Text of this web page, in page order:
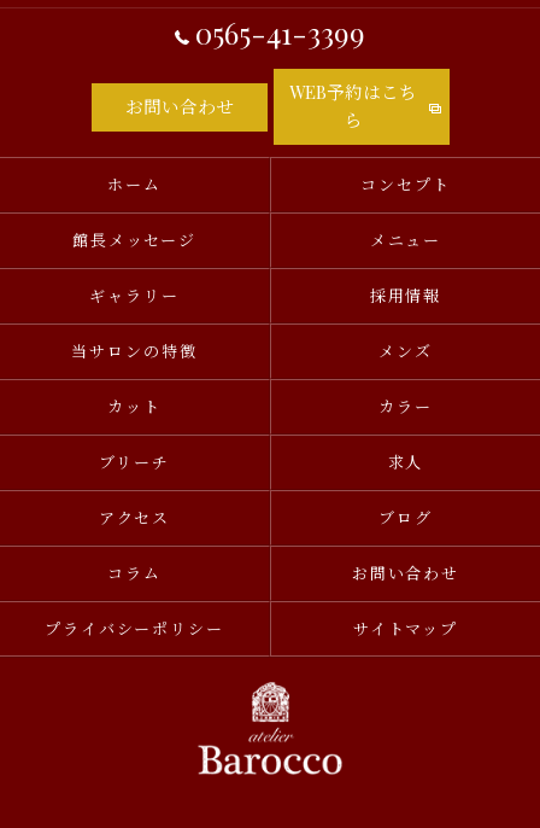
0565-41-3399
お問い合わせ
WEB予約はこち
ら
ホーム コンセプト
館長メッセージ メニュー
ギャラリー 採用情報
当サロンの特徴 メンズ
カット カラー
ブリーチ 求人
アクセス ブログ
コラム お問い合わせ
プライバシーポリシー サイトマップ